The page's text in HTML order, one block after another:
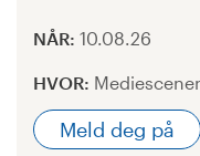
NÅR: 10.08.26
HVOR:
Meld deg på